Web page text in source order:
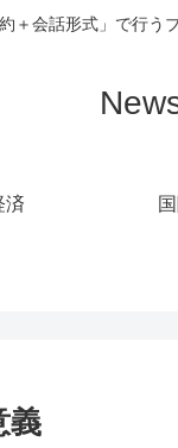
＋会話形式」で行う
済
義